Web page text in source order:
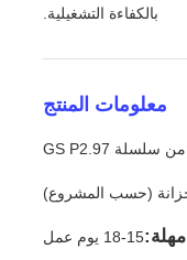
بالكفاءة التشغيلية.
معلومات المنتج
مهلة:15-18 يوم عمل